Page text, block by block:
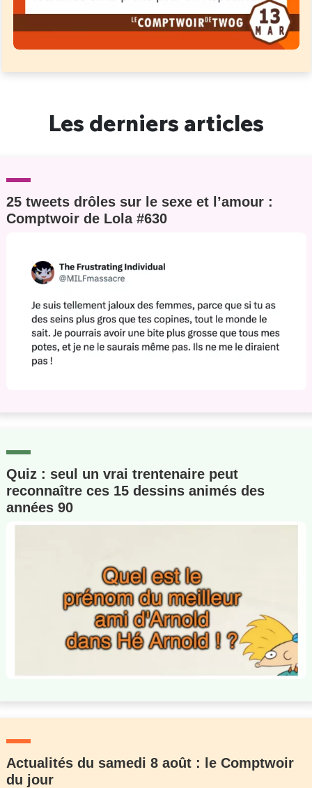
Les derniers articles
25 tweets drôles sur le sexe et l’amour :
Comptwoir de Lola #630
Quiz : seul un vrai trentenaire peut
reconnaître ces 15 dessins animés des
années 90
Actualités du samedi 8 août : le Comptwoir
du jour